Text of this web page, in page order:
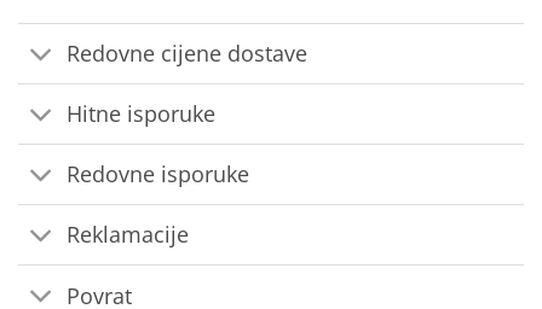
Redovne cijene dostave
Hitne isporuke
Redovne isporuke
Reklamacije
Povrat